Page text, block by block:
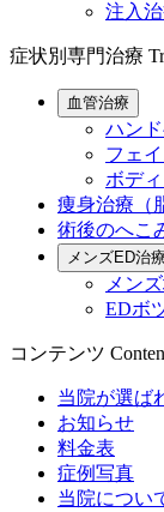
注入
症状別専門治療
血管治療
ハン
フェ
ボデ
痩身治療（
術後のへこ
メンズED治療
メン
EDボ
コンテンツ
当院が選ば
お知らせ
料金表
症例写真
当院につい